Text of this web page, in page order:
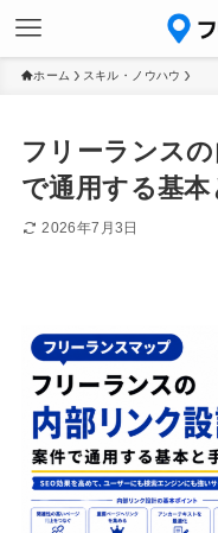
ホーム スキル・ノウハウ
フリーランス
で通用する基本
2026年7月3日